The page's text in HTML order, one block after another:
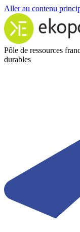
Aller au contenu
Pôle de ressources
durables